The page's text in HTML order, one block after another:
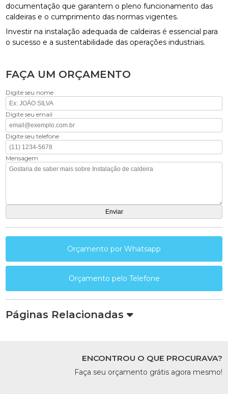
documentação que garantem o pleno funcionamento das
caldeiras e o cumprimento das normas vigentes.
Investir na instalação adequada de caldeiras é essencial para
o sucesso e a sustentabilidade das operações industriais.
FAÇA UM ORÇAMENTO
Digite seu nome
Digite seu email
Digite seu telefone
Mensagem
Orçamento por Whatsapp
Orçamento pelo Telefone
Páginas Relacionadas
ENCONTROU O QUE PROCURAVA?
Faça seu orçamento grátis agora mesmo!